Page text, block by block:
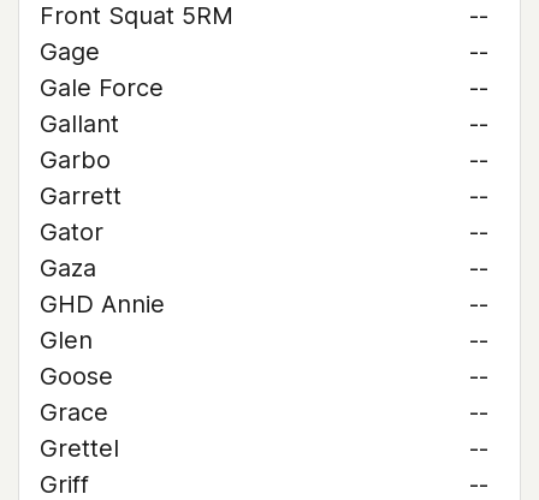
Front Squat 5RM
--
Gage
--
Gale Force
--
Gallant
--
Garbo
--
Garrett
--
Gator
--
Gaza
--
GHD Annie
--
Glen
--
Goose
--
Grace
--
Grettel
--
Griff
--